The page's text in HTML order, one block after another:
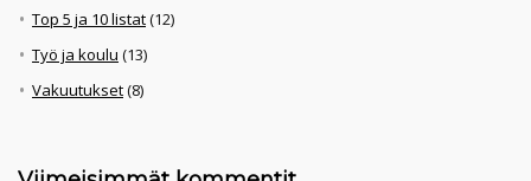
Top 5 ja 10 listat(12)
Työ ja koulu (13)
Vakuutukset(8)